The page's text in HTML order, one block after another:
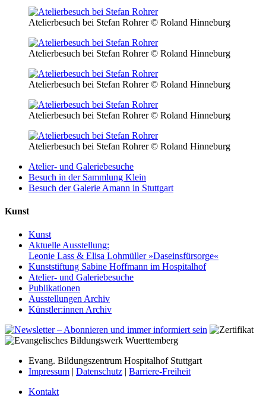
Atelierbesuch bei Stefan Rohrer© Roland Hinneburg
Atelierbesuch bei Stefan Rohrer© Roland Hinneburg
Atelierbesuch bei Stefan Rohrer© Roland Hinneburg
Atelierbesuch bei Stefan Rohrer© Roland Hinneburg
Atelierbesuch bei Stefan Rohrer© Roland Hinneburg
Atelier- und Galeriebesuche
Besuch in der Sammlung Klein
Besuch der Galerie Amann in Stuttgart
Kunst
Kunst
Aktuelle Ausstellung:
Leonie Lass & Elisa Lohmüller »Daseinsfürsorge«
Kunststiftung Sabine Hoffmann im Hospitalhof
Atelier- und Galeriebesuche
Publikationen
Ausstellungen Archiv
Künstler:innen Archiv
Evang. Bildungszentrum Hospitalhof Stuttgart
Impressum | Datenschutz | Barriere-Freiheit
Kontakt